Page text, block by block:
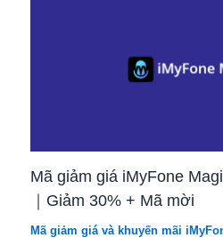
Mã giảm giá iMyFone
｜Giảm 30% + Mã mời
Mã giảm giá và khuyến mãi